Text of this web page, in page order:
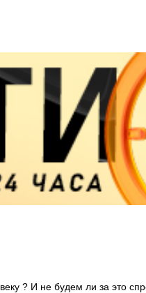
? И не будем ли за это